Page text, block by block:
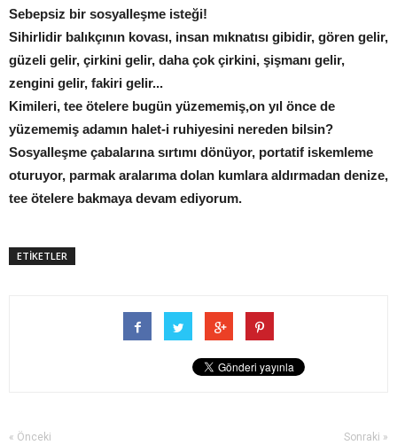
Sebepsiz bir sosyalleşme isteği!
Sihirlidir balıkçının kovası, insan mıknatısı gibidir, gören gelir,
güzeli gelir, çirkini gelir, daha çok çirkini, şişmanı gelir,
zengini gelir, fakiri gelir...
Kimileri, tee ötelere bugün yüzememiş,on yıl önce de
yüzememiş adamın halet-i ruhiyesini nereden bilsin?
Sosyalleşme çabalarına sırtımı dönüyor, portatif iskemleme
oturuyor, parmak aralarıma dolan kumlara aldırmadan denize,
tee ötelere bakmaya devam ediyorum.
ETİKETLER
« Önceki Sonraki »